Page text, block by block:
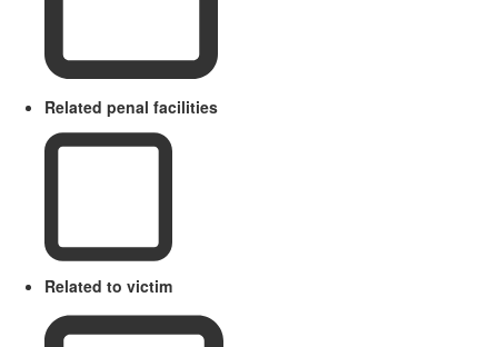
Related penal facilities
Related to victim